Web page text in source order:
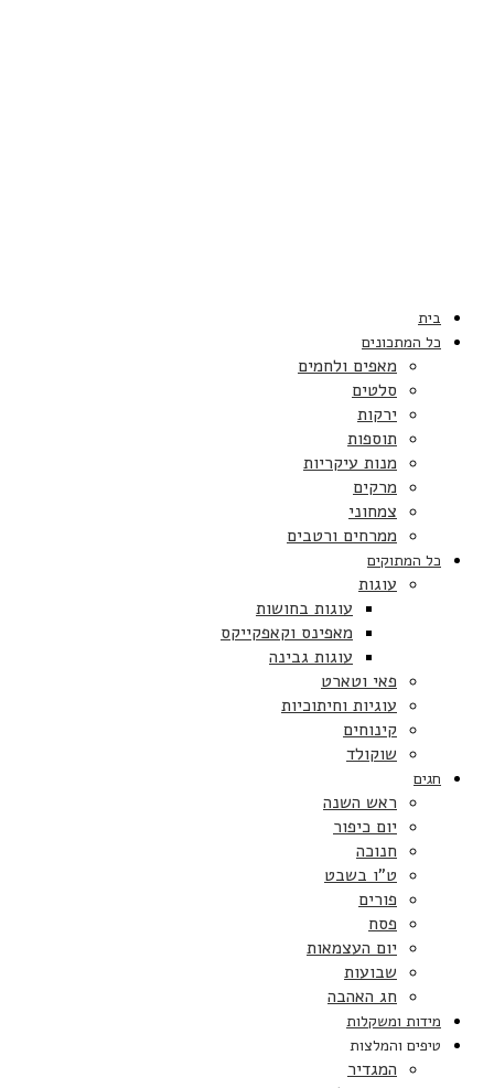
בית
כל המתכונים
מאפים ולחמים
סלטים
ירקות
תוספות
מנות עיקריות
מרקים
צמחוני
ממרחים ורטבים
כל המתוקים
עוגות
עוגות בחושות
מאפינס וקאפקייקס
עוגות גבינה
פאי וטארט
עוגיות וחיתוכיות
קינוחים
שוקולד
חגים
ראש השנה
יום כיפור
חנוכה
ט”ו בשבט
פורים
פסח
יום העצמאות
שבועות
חג האהבה
מידות ומשקלות
טיפים והמלצות
המגדיר